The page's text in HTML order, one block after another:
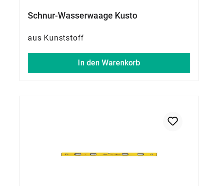
Schnur-Wasserwaage Kusto
aus Kunststoff
In den Warenkorb